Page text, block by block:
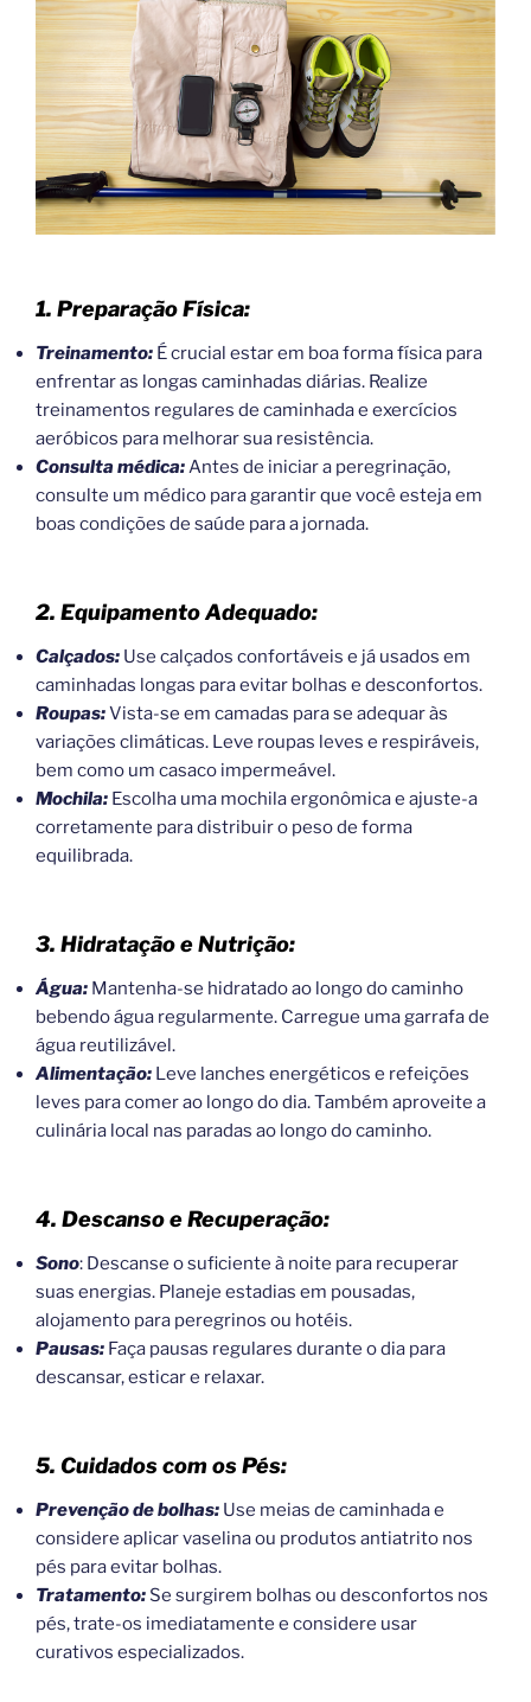
1. Preparação Física:
Treinamento: É crucial estar em boa forma física para
enfrentar as longas caminhadas diárias. Realize
treinamentos regulares de caminhada e exercícios
aeróbicos para melhorar sua resistência.
Consulta médica:Antes de iniciar a peregrinação,
consulte um médico para garantir que você esteja em
boas condições de saúde para a jornada.
2. Equipamento Adequado:
Calçados: Use calçados confortáveis e já usados em
caminhadas longas para evitar bolhas e desconfortos.
Roupas:Vista-se em camadas para se adequar às
variações climáticas. Leve roupas leves e respiráveis,
bem como um casaco impermeável.
Mochila: Escolha uma mochila ergonômica e ajuste-a
corretamente para distribuir o peso de forma
equilibrada.
3. Hidratação e Nutrição:
Água: Mantenha-se hidratado ao longo do caminho
bebendo água regularmente. Carregue uma garrafa de
água reutilizável.
Alimentação: Leve lanches energéticos e refeições
leves para comer ao longo do dia. Também aproveite a
culinária local nas paradas ao longo do caminho.
4. Descanso e Recuperação:
Sono: Descanse o suficiente à noite para recuperar
suas energias. Planeje estadias em pousadas,
alojamento para peregrinos ou hotéis.
Pausas: Faça pausas regulares durante o dia para
descansar, esticar e relaxar.
5. Cuidados com os Pés:
Prevenção de bolhas: Use meias de caminhada e
considere aplicar vaselina ou produtos antiatrito nos
pés para evitar bolhas.
Tratamento: Se surgirem bolhas ou desconfortos nos
pés, trate-os imediatamente e considere usar
curativos especializados.